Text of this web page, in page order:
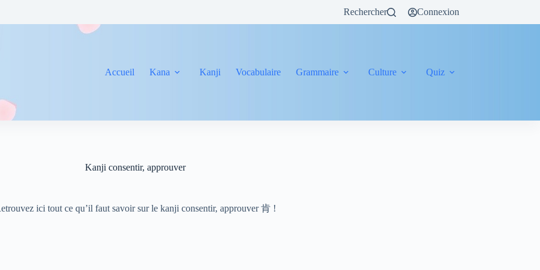
Rechercher Connexion
Accueil Kana Kanji Vocabulaire Grammaire Culture Quiz
Kanji consentir, approuver
ici tout ce qu’il faut savoir sur le kanji consentir, approuver 肯 !